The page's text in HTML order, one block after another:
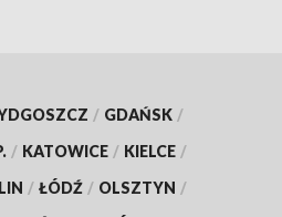
/ GDAŃSK /
/ KATOWICE / KIELCE /
/ ŁÓDŹ / OLSZTYN /